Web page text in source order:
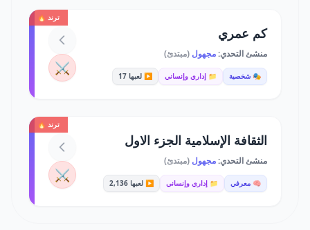
ترند 🔥
كم عمري
منشئ التحدي:مجهول (مبتدئ)
🎭 شخصية 📁 إداري وإنساني ▶️ لعبها 17 ⚔️
ترند 🔥
الثقافة الإسلامية الجزء الاول
منشئ التحدي:مجهول (مبتدئ)
🧠 معرفي 📁 إداري وإنساني ▶️ لعبها 2,136 ⚔️